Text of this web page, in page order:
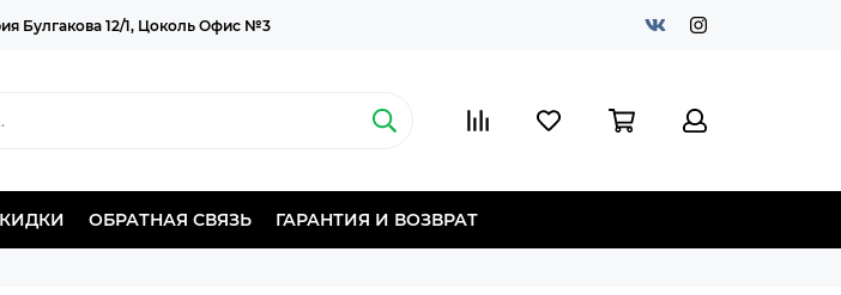
Булгакова 12/1, Цоколь Офис №3
ОБРАТНАЯ СВЯЗЬ ГАРАНТИЯ И ВОЗВРАТ